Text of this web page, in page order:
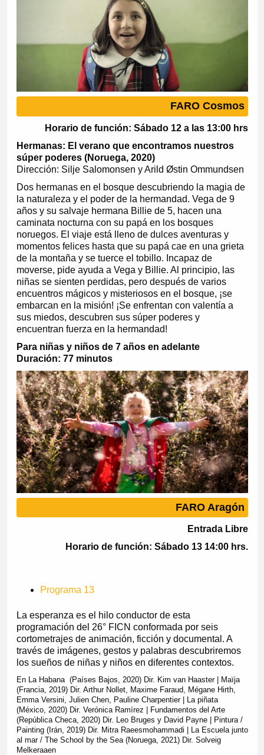
FARO Cosmos
Horario de función: Sábado 12 a las 13:00 hrs
Hermanas: El verano que encontramos nuestros
súper poderes (Noruega, 2020)
Dirección: Silje Salomonsen y Arild Østin Ommundsen
Dos hermanas en el bosque descubriendo la magia de
la naturaleza y el poder de la hermandad. Vega de 9
años y su salvaje hermana Billie de 5, hacen una
caminata nocturna con su papá en los bosques
noruegos. El viaje está lleno de dulces aventuras y
momentos felices hasta que su papá cae en una grieta
de la montaña y se tuerce el tobillo. Incapaz de
moverse, pide ayuda a Vega y Billie. Al principio, las
niñas se sienten perdidas, pero después de varios
encuentros mágicos y misteriosos en el bosque, ¡se
embarcan en la misión! ¡Se enfrentan con valentía a
sus miedos, descubren sus súper poderes y
encuentran fuerza en la hermandad!
Para niñas y niños de 7 años en adelante
Duración: 77 minutos
FARO Aragón
Entrada Libre
Horario de función: Sábado 13 14:00 hrs.
Programa 13
La esperanza es el hilo conductor de esta
programación del 26° FICN conformada por seis
cortometrajes de animación, ficción y documental. A
través de imágenes, gestos y palabras descubriremos
los sueños de niñas y niños en diferentes contextos.
En La Habana (Países Bajos, 2020) Dir. Kim van Haaster | Maïja
(Francia, 2019) Dir. Arthur Nollet, Maxime Faraud, Mégane Hirth,
Emma Versini, Julien Chen, Pauline Charpentier | La piñata
(México, 2020) Dir. Verónica Ramírez | Fundamentos del Arte
(República Checa, 2020) Dir. Leo Bruges y David Payne | Pintura /
Painting (Irán, 2019) Dir. Mitra Raeesmohammadi | La Escuela junto
al mar / The School by the Sea (Noruega, 2021) Dir. Solveig
Melkeraaen